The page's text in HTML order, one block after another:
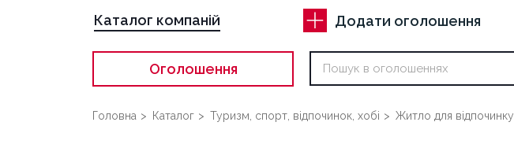
Каталог компаній Додати оголошення
Оголошення
Головна Каталог Туризм, спорт, відпочинок, хобі Житло для відпочинку